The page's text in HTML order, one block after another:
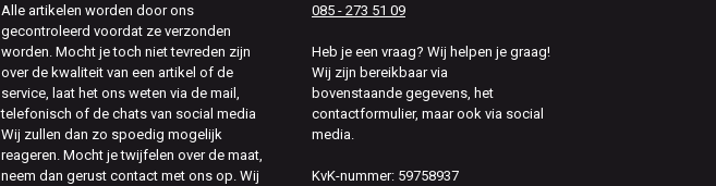
Alle artikelen worden door ons
gecontroleerd voordat ze verzonden
worden. Mocht je toch niet tevreden zijn
over de kwaliteit van een artikel of de
service, laat het ons weten via de mail,
telefonisch of de chats van social media
Wij zullen dan zo spoedig mogelijk
reageren. Mocht je twijfelen over de maat,
neem dan gerust contact met ons op. Wij
085 - 273 51 09
Heb je een vraag? Wij helpen je graag!
Wij zijn bereikbaar via
bovenstaande gegevens, het
contactformulier, maar ook via social
media.
KvK-nummer: 59758937